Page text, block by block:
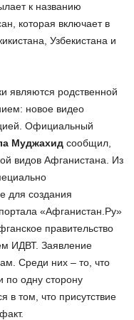
к названию
которая включает в
Узбекистана и
являются родственной
новое видео
Официальный
Муджахид сообщил,
видов Афганистана. Из
для создания
«Афганистан.Ру»
правительство
ИДВТ. Заявление
Среди них – то, что
по одну сторону
в том, что присутствие